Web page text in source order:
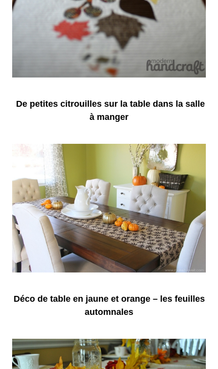
De petites citrouilles sur la table dans la salle
à manger
Déco de table en jaune et orange – les feuilles
automnales